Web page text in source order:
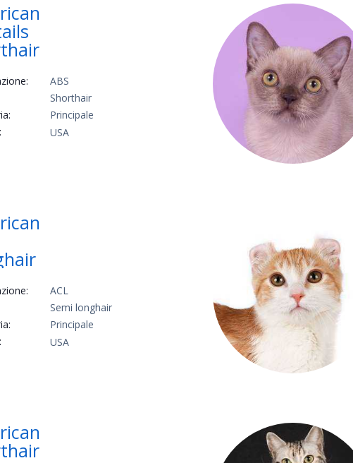
ABS
Shorthair
Principale
USA
ACL
Semi longhair
Principale
USA